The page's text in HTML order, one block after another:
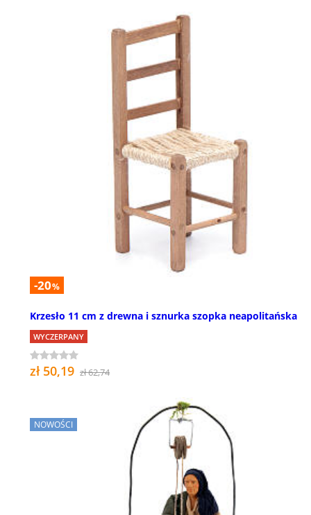
-20%
Krzesło 11 cm z drewna i sznurka szopka neapolitańska
WYCZERPANY
zł 50,19 zł 62,74
NOWOŚCI